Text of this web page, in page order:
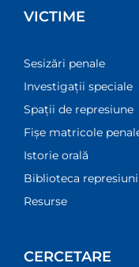
VICTIME
Sesizări penale
Investigații speciale
Spații de represiune
Fișe matricole
Istorie orală
Biblioteca
Resurse
CERCETARE